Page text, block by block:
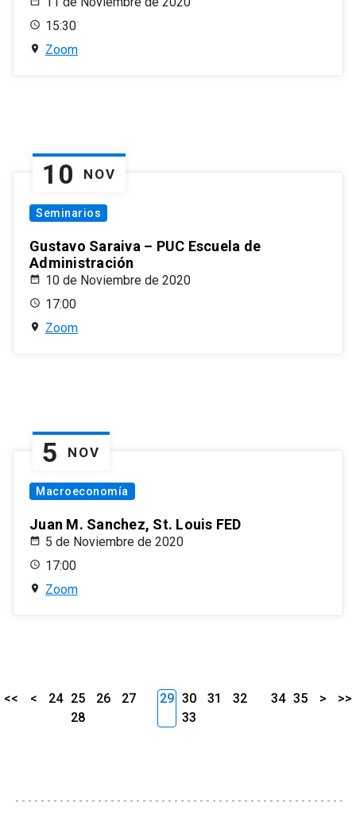
15:30
Zoom
10 NOV
Seminarios
Gustavo Saraiva – PUC Escuela de
Administración
10 de Noviembre de 2020
17:00
Zoom
5 NOV
Macroeconomía
Juan M. Sanchez, St. Louis FED
5 de Noviembre de 2020
17:00
Zoom
<< < 24 25 26
27
28
29 30 31
32
33
34 35 > >>